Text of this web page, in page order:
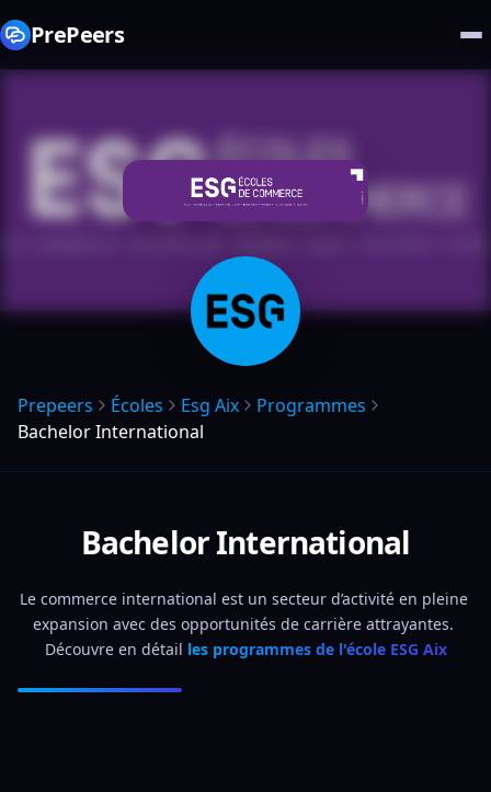
PrePeers
Prepeers Écoles Esg Aix
Programmes
Bachelor International
Bachelor International
Le commerce international est un secteur d’activité en pleine
expansion avec des opportunités de carrière attrayantes.
Découvre en détail les programmes de l'école ESG Aix